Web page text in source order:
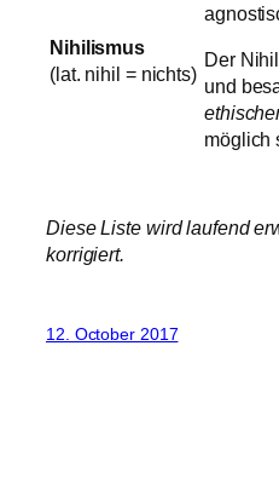
Nihilismus
(lat. nihil = nichts)
Der
und
möglich
Diese Liste wird laufend
korrigiert.
12. October 2017